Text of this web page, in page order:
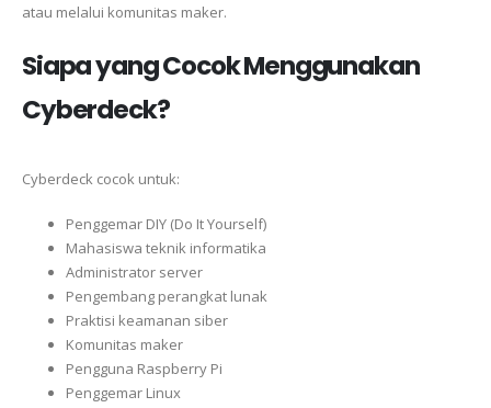
atau melalui komunitas maker.
Siapa yang Cocok Menggunakan
Cyberdeck?
Cyberdeck cocok untuk:
Penggemar DIY (Do It Yourself)
Mahasiswa teknik informatika
Administrator server
Pengembang perangkat lunak
Praktisi keamanan siber
Komunitas maker
Pengguna Raspberry Pi
Penggemar Linux